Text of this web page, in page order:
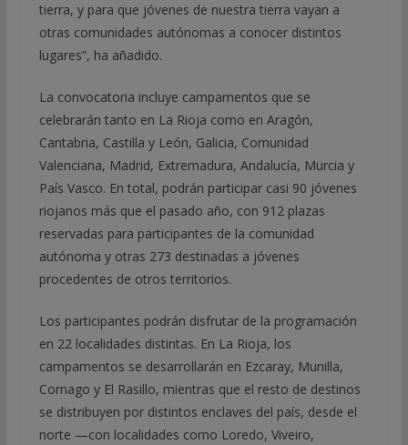
tierra, y para que jóvenes de nuestra tierra vayan a
otras comunidades autónomas a conocer distintos
lugares”, ha añadido.
La convocatoria incluye campamentos que se
celebrarán tanto en La Rioja como en Aragón,
Cantabria, Castilla y León, Galicia, Comunidad
Valenciana, Madrid, Extremadura, Andalucía, Murcia y
País Vasco. En total, podrán participar casi 90 jóvenes
riojanos más que el pasado año, con 912 plazas
reservadas para participantes de la comunidad
autónoma y otras 273 destinadas a jóvenes
procedentes de otros territorios.
Los participantes podrán disfrutar de la programación
en 22 localidades distintas. En La Rioja, los
campamentos se desarrollarán en Ezcaray, Munilla,
Cornago y El Rasillo, mientras que el resto de destinos
se distribuyen por distintos enclaves del país, desde el
norte —con localidades como Loredo, Viveiro,